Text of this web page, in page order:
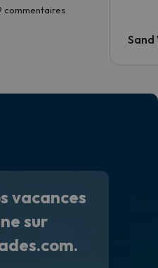
commentaires
Sand
vacances
sur